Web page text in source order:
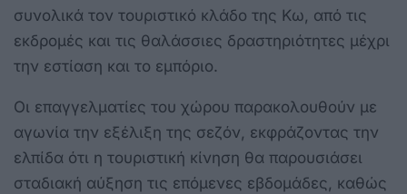
συνολικά τον τουριστικό κλάδο της Κω, από τις
εκδρομές και τις θαλάσσιες δραστηριότητες μέχρι
την εστίαση και το εμπόριο.
Οι επαγγελματίες του χώρου παρακολουθούν με
αγωνία την εξέλιξη της σεζόν, εκφράζοντας την
ελπίδα ότι η τουριστική κίνηση θα παρουσιάσει
σταδιακή αύξηση τις επόμενες εβδομάδες, καθώς